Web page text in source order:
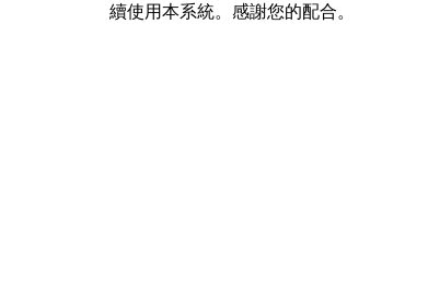
續使用本系統。感謝您的配合。